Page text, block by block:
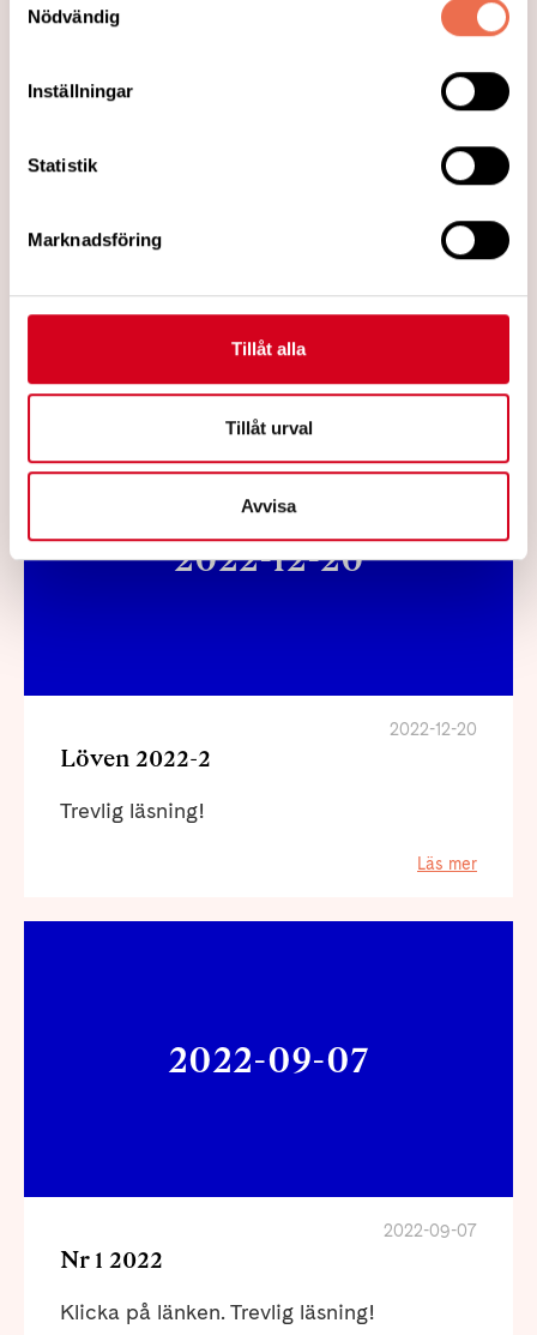
Nödvändig
Inställningar
Statistik
Marknadsföring
Tillåt alla
Tillåt urval
Avvisa
2023-10-02
Neuro Uppsala-Knivsta bjuder in till
”Är patienten rustad för E-hälsa?”
2022-12-20
2022-12-20
Löven 2022-2
Trevlig läsning!
Läs mer
2022-09-07
2022-09-07
Nr 1 2022
Klicka på länken. Trevlig läsning!